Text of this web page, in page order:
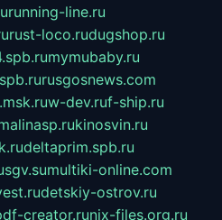
running-line.ru
rust-loco.rudugshop.ru
mymubaby.ru
rusgosnews.com
w-dev.ruf-ship.ru
kinosvin.ru
deltaprim.spb.ru
sgv.sumultiki-online.com
detskiy-ostrov.ru
creator.runix-files.org.ru